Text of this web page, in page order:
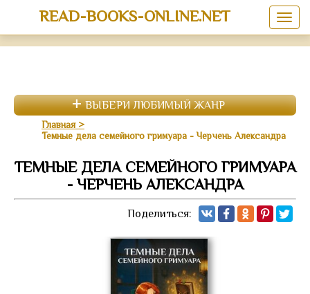
READ-BOOKS-ONLINE.NET
ВЫБЕРИ ЛЮБИМЫЙ ЖАНР
Главная
Темные дела семейного гримуара - Черчень Александра
ТЕМНЫЕ ДЕЛА СЕМЕЙНОГО ГРИМУАРА
- ЧЕРЧЕНЬ АЛЕКСАНДРА
Поделиться: